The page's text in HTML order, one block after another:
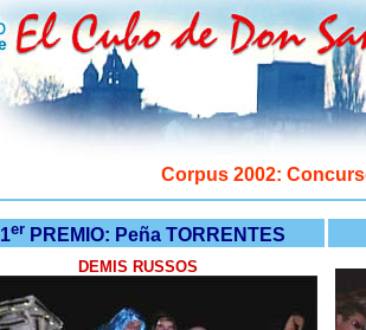
Corpus 2002:
1erPREMIO: Peña TORRENTES
DEMIS RUSSOS